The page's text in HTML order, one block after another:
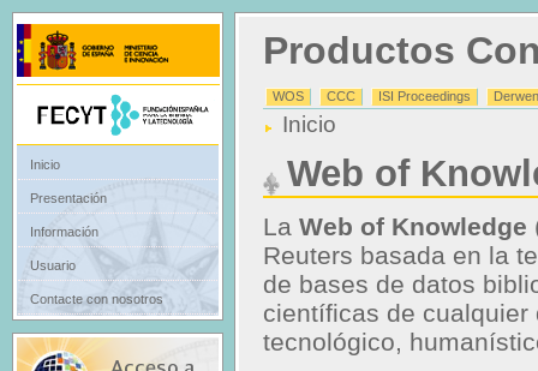
Productos
WOS CCC ISI Proceedings
Inicio
Web of
La Web of Knowledge
Reuters basada en la
de bases de datos
científicas de
tecnológico,
Inicio
Presentación
Información
Usuario
Contacte con nosotros